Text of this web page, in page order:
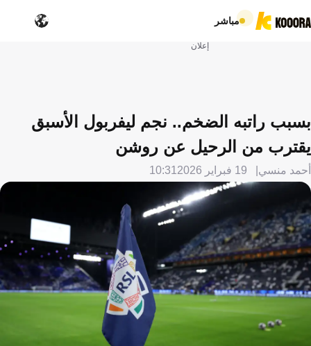
مباشر
إعلان
بسبب راتبه الضخم.. نجم ليفربول الأسبق
يقترب من الرحيل عن روشن
أحمد منسي 19 فبراير 2026 10:31